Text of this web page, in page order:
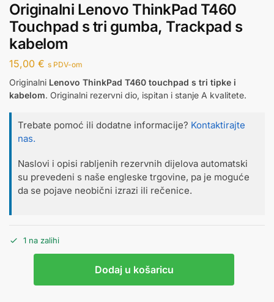
Originalni Lenovo ThinkPad T460
Touchpad s tri gumba, Trackpad s
kabelom
15,00 € s PDV-om
Originalni Lenovo ThinkPad T460 touchpad s tri tipke i
kabelom. Originalni rezervni dio, ispitan i stanje A kvalitete.
Trebate pomoć ili dodatne informacije? Kontaktirajte
nas.
Naslovi i opisi rabljenih rezervnih dijelova automatski
su prevedeni s naše engleske trgovine, pa je moguće
da se pojave neobični izrazi ili rečenice.
1 na zalihi
Dodaj u košaricu